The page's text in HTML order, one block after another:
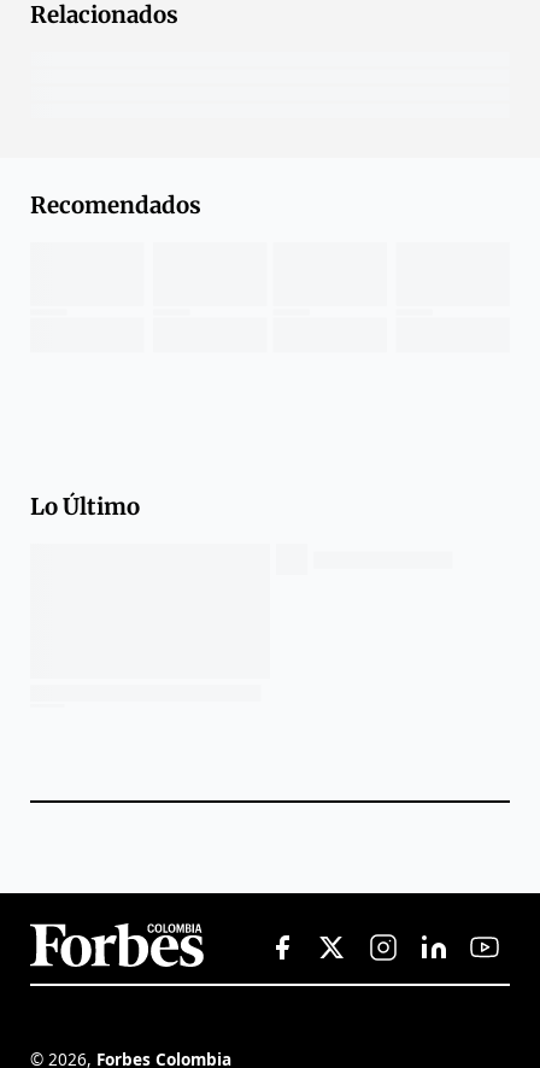
Relacionados
Recomendados
Lo Último
© 2026, Forbes Colombia